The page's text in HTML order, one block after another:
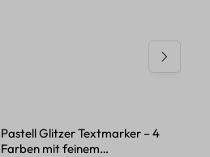
Pastell Glitzer Textmarker – 4
Farben mit feinem